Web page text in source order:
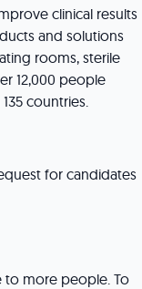
clinical results
and solutions
rooms, sterile
12,000 people
countries.
for candidates
to more people. To